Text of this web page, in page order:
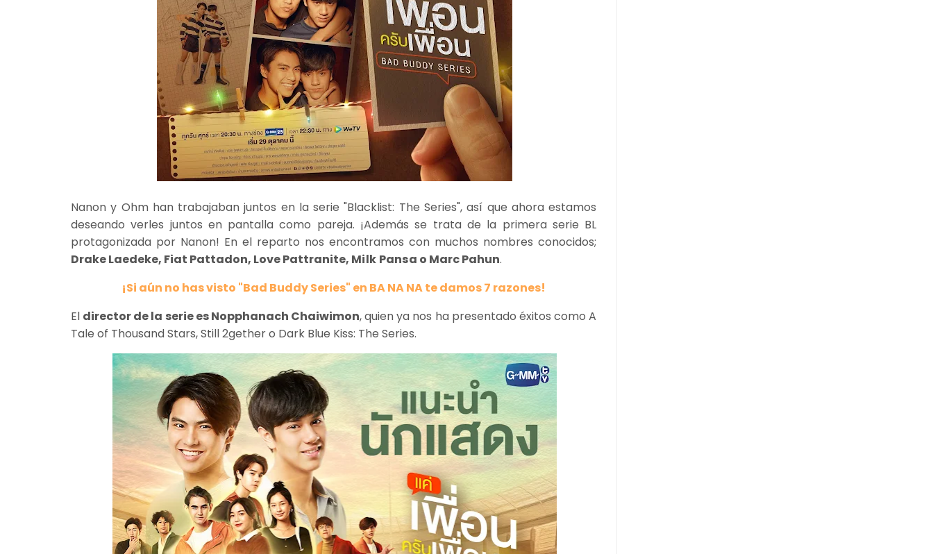
Nanon y Ohm han trabajaban juntos en la serie "Blacklist: The Series", así que ahora estamos
deseando verles juntos en pantalla como pareja. ¡Además se trata de la primera serie BL
protagonizada por Nanon! En el reparto nos encontramos con muchos nombres conocidos;
Drake Laedeke, Fiat Pattadon, Love Pattranite, Milk Pansa o Marc Pahun.
¡Si aún no has visto "Bad Buddy Series" en BA NA NA te damos 7 razones!
El director de la serie es Nopphanach Chaiwimon, quien ya nos ha presentado éxitos como A
Tale of Thousand Stars, Still 2gether o Dark Blue Kiss: The Series.